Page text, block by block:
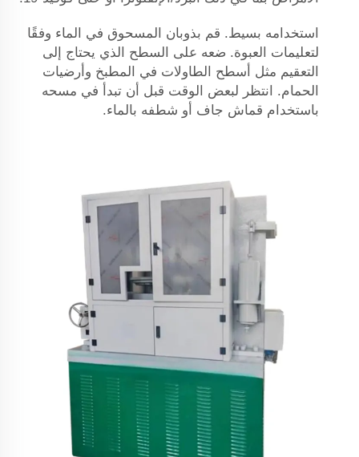
استخدامه بسيط. قم بذوبان المسحوق في الماء وفقًا
لتعليمات العبوة. ضعه على السطح الذي يحتاج إلى
التعقيم مثل أسطح الطاولات في المطبخ وأرضيات
الحمام. انتظر لبعض الوقت قبل أن تبدأ في مسحه
باستخدام قماش جاف أو شطفه بالماء.